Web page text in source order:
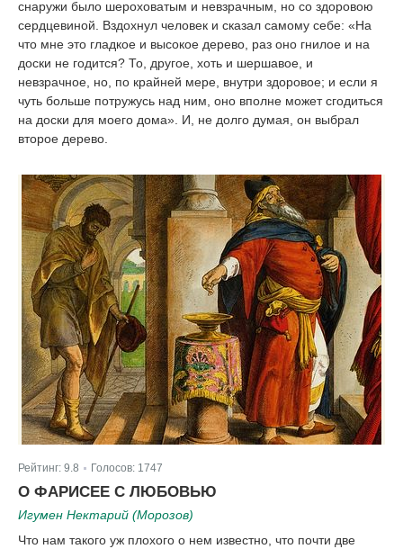
снаружи было шероховатым и невзрачным, но со здоровою
сердцевиной. Вздохнул человек и сказал самому себе: «На
что мне это гладкое и высокое дерево, раз оно гнилое и на
доски не годится? То, другое, хоть и шершавое, и
невзрачное, но, по крайней мере, внутри здоровое; и если я
чуть больше потружусь над ним, оно вполне может сгодиться
на доски для моего дома». И, не долго думая, он выбрал
второе дерево.
Рейтинг: 9.8 Голосов: 1747
О ФАРИСЕЕ С ЛЮБОВЬЮ
Игумен Нектарий (Морозов)
Что нам такого уж плохого о нем известно, что почти две